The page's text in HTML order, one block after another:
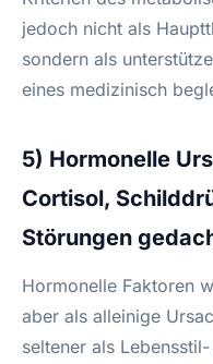
jedoch nicht als
sondern als
eines medizinisch
5) Hormonelle
Cortisol,
Störungen
Hormonelle Faktoren
aber als alleinige
seltener als